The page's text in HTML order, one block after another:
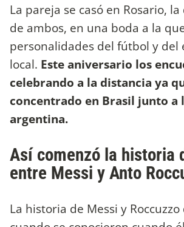
La pareja se casó en Rosario,
de ambos, en una boda a la
personalidades del fútbol y del
local. Este aniversario los
celebrando a la distancia ya
concentrado en Brasil junto a
argentina.
Así comenzó la historia
entre Messi y Anto
La historia de Messi y